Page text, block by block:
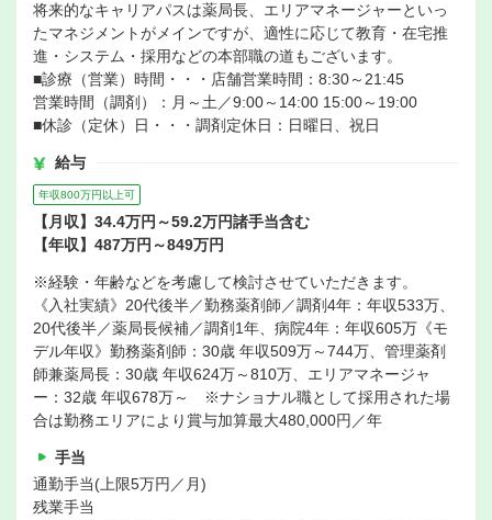
将来的なキャリアパスは薬局長、エリアマネージャーといっ
たマネジメントがメインですが、適性に応じて教育・在宅推
進・システム・採用などの本部職の道もございます。
■診療（営業）時間・・・店舗営業時間：8:30～21:45
営業時間（調剤）：月～土／9:00～14:00 15:00～19:00
■休診（定休）日・・・調剤定休日：日曜日、祝日
給与
年収800万円以上可
【月収】34.4万円～59.2万円諸手当含む
【年収】487万円～849万円
※経験・年齢などを考慮して検討させていただきます。
《入社実績》20代後半／勤務薬剤師／調剤4年：年収533万、
20代後半／薬局長候補／調剤1年、病院4年：年収605万《モ
デル年収》勤務薬剤師：30歳 年収509万～744万、管理薬剤
師兼薬局長：30歳 年収624万～810万、エリアマネージャ
ー：32歳 年収678万～ ※ナショナル職として採用された場
合は勤務エリアにより賞与加算最大480,000円／年
手当
通勤手当(上限5万円／月)
残業手当